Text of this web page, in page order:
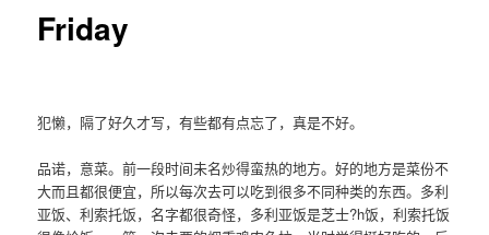
Friday
犯懒，隔了好久才写，有些都有点忘了，真是不好。
品诺，意菜。前一段时间未名炒得蛮热的地方。好的地方是菜份不
大而且都很便宜，所以每次去可以吃到很多不同种类的东西。多利
亚饭、利索托饭，名字都很奇怪，多利亚饭是芝士?h饭，利索托饭